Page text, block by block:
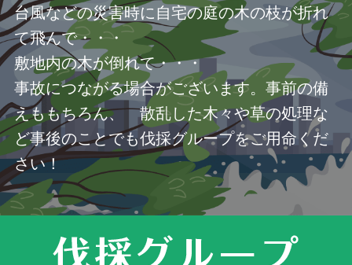
台風などの災害時に自宅の庭の木の枝が折れ
て飛んで・・・
敷地内の木が倒れて・・・
事故につながる場合がございます。事前の備
えももちろん、 散乱した木々や草の処理な
ど事後のことでも伐採グループをご用命くだ
さい！